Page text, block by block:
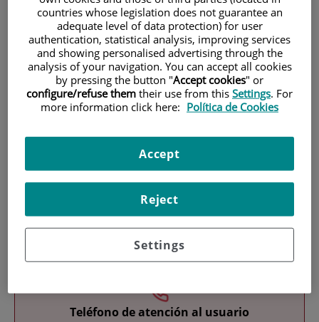
Investigación
Teléfono de atención al usuario
countries whose legislation does not guarantee an
adequate level of data protection) for user
authentication, statistical analysis, improving services
and showing personalised advertising through the
analysis of your navigation. You can accept all cookies
by pressing the button "Accept cookies" or
configure/refuse them their use from this Settings. For
more information click here: Política de Cookies
Settings
Reject
Accept